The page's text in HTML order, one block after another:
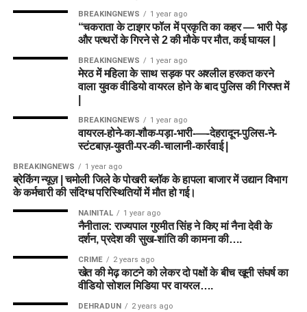
BREAKINGNEWS 1 year ago
“चकराता के टाइगर फॉल में प्रकृति का कहर — भारी पेड़
और पत्थरों के गिरने से 2 की मौके पर मौत, कई घायल |
BREAKINGNEWS 1 year ago
मेरठ में महिला के साथ सड़क पर अश्लील हरकत करने
वाला युवक वीडियो वायरल होने के बाद पुलिस की गिरफ्त में
BREAKINGNEWS 1 year ago
वायरल-होने-का-शौक-पड़ा-भारी-—-देहरादून-पुलिस-ने-
स्टंटबाज़-युवती-पर-की-चालानी-कार्रवाई |
BREAKINGNEWS 1 year ago
ब्रेकिंग न्यूज़ | चमोली जिले के पोखरी ब्लॉक के हापला बाजार में उद्यान विभाग
के कर्मचारी की संदिग्ध परिस्थितियों में मौत हो गई।
NAINITAL 1 year ago
नैनीताल: राज्यपाल गुरमीत सिंह ने किए मां नैना देवी के
दर्शन, प्रदेश की सुख-शांति की कामना की….
CRIME 2 years ago
खेत की मेढ़ काटने को लेकर दो पक्षों के बीच खूनी संघर्ष का
वीडियो सोशल मिडिया पर वायरल….
DEHRADUN 2 years ago